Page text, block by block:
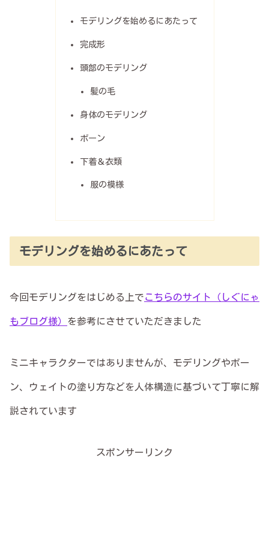
モデリングを始めるにあたって
完成形
頭部のモデリング
髪の毛
身体のモデリング
ボーン
下着＆衣類
服の模様
モデリングを始めるにあたって
今回モデリングをはじめる上でこちらのサイト（しぐにゃ
もブログ様） を参考にさせていただきました
ミニキャラクターではありませんが、モデリングやボー
ン、ウェイトの塗り方などを人体構造に基づいて丁寧に解
説されています
スポンサーリンク